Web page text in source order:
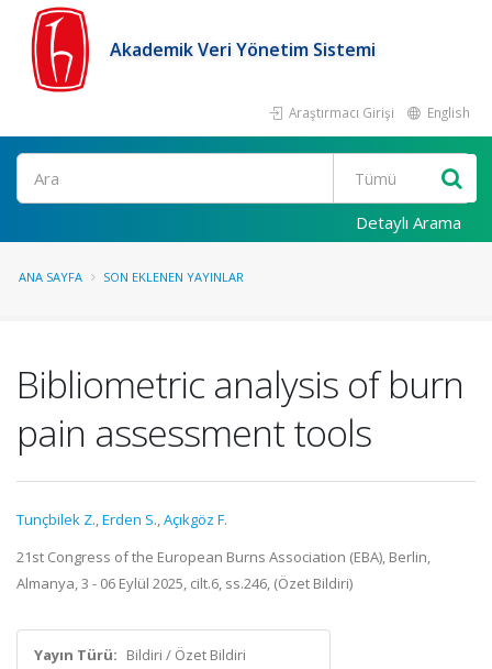
Akademik Veri Yönetim Sistemi
Araştırmacı Girişi English
Ara
Detaylı Arama
ANA SAYFA SON EKLENEN YAYINLAR
Bibliometric analysis of burn
pain assessment tools
Tunçbilek Z.,Erden S.,Açıkgöz F.
21st Congress of the European Burns Association (EBA), Berlin,
Almanya, 3 - 06 Eylül 2025, cilt.6, ss.246, (Özet Bildiri)
Yayın Türü: Bildiri / Özet Bildiri